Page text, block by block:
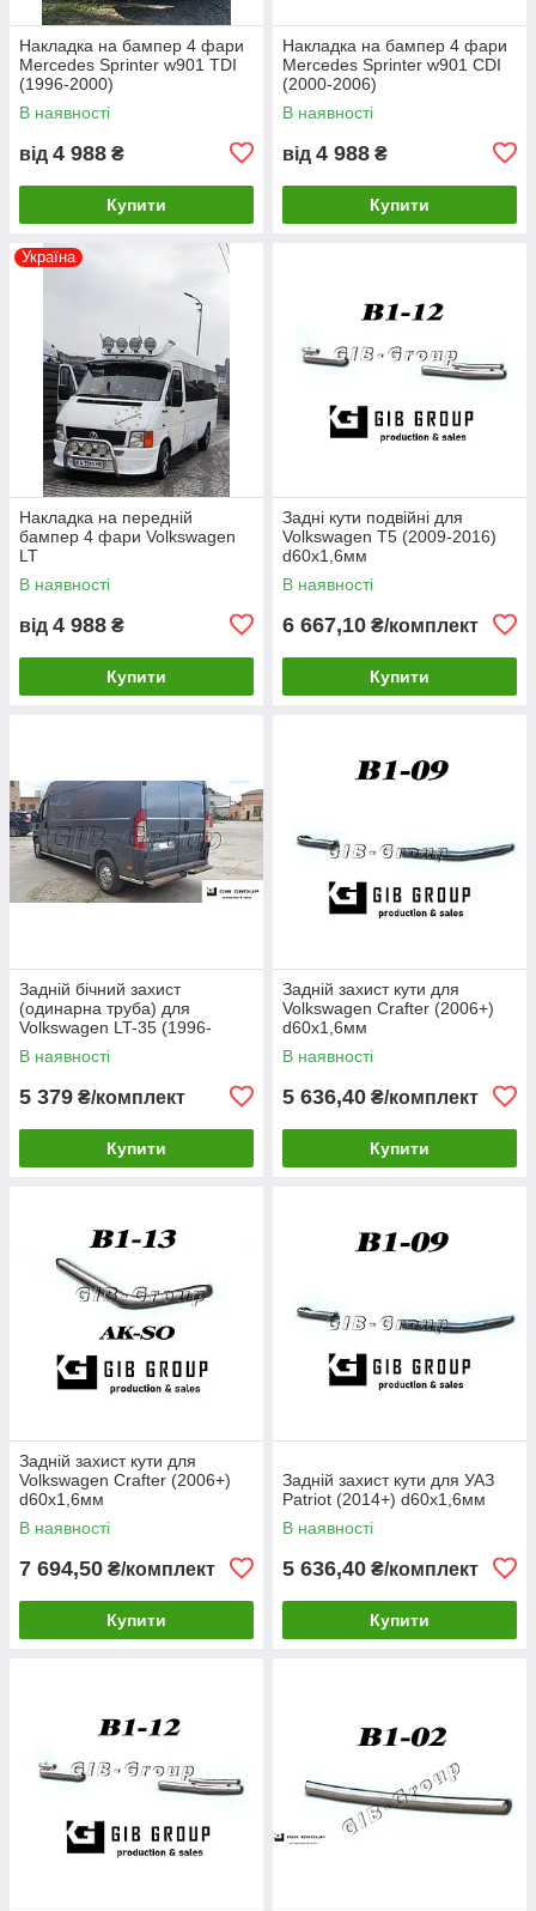
Накладка на бампер 4 фари
Mercedes Sprinter w901 TDI
(1996-2000)
В наявності
від 4 988 ₴
Купити
Накладка на бампер 4 фари
Mercedes Sprinter w901 CDI
(2000-2006)
В наявності
від 4 988 ₴
Купити
Україна
Накладка на передній
бампер 4 фари Volkswagen
LT
В наявності
від 4 988 ₴
Купити
Задні кути подвійні для
Volkswagen T5 (2009-2016)
d60х1,6мм
В наявності
6 667,10 ₴/комплект
Купити
Задній бічний захист
(одинарна труба) для
Volkswagen LT-35 (1996-
2006) d60х1,6мм
В наявності
5 379 ₴/комплект
Купити
Задній захист кути для
Volkswagen Crafter (2006+)
d60х1,6мм
В наявності
5 636,40 ₴/комплект
Купити
Задній захист кути для
Volkswagen Crafter (2006+)
d60х1,6мм
В наявності
7 694,50 ₴/комплект
Купити
Задній захист кути для УАЗ
Patriot (2014+) d60х1,6мм
В наявності
5 636,40 ₴/комплект
Купити